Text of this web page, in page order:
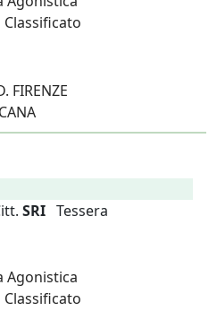
FIRENZE
SRI Tessera
Agonistica